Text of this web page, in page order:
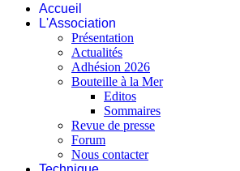
Accueil
L'Association
Présentation
Actualités
Adhésion 2026
Bouteille à la Mer
Editos
Sommaires
Revue de presse
Forum
Nous contacter